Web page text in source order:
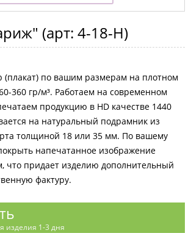
(арт: 4-18-H)
(плакат) по вашим размерам на плотном
360 гр/м³. Работаем на современном
продукцию в HD качестве 1440
на натуральный подрамник из
толщиной 18 или 35 мм. По вашему
напечатанное изображение
что придает изделию дополнительный
фактуру.
изделия 1-3 дня